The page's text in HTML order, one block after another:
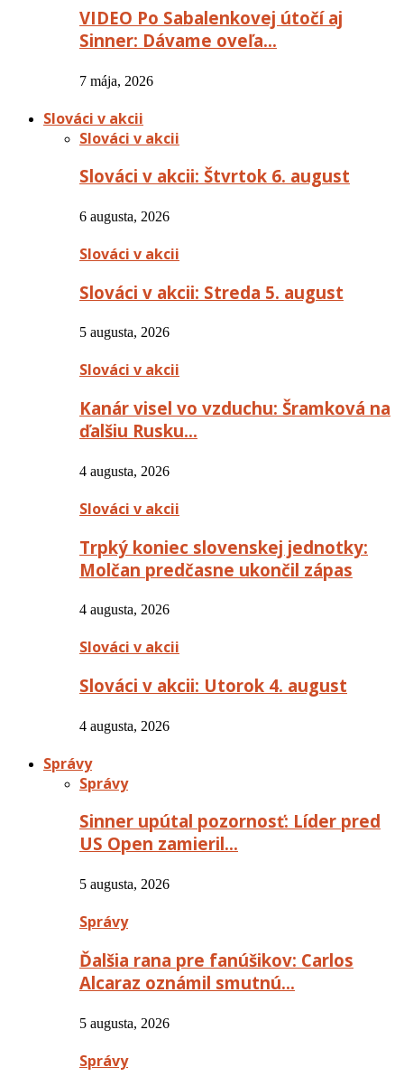
VIDEO Po Sabalenkovej útočí aj
Sinner: Dávame oveľa…
7 mája, 2026
Slováci v akcii
Slováci v akcii
Slováci v akcii: Štvrtok 6. august
6 augusta, 2026
Slováci v akcii
Slováci v akcii: Streda 5. august
5 augusta, 2026
Slováci v akcii
Kanár visel vo vzduchu: Šramková na
ďalšiu Rusku…
4 augusta, 2026
Slováci v akcii
Trpký koniec slovenskej jednotky:
Molčan predčasne ukončil zápas
4 augusta, 2026
Slováci v akcii
Slováci v akcii: Utorok 4. august
4 augusta, 2026
Správy
Správy
Sinner upútal pozornosť: Líder pred
US Open zamieril…
5 augusta, 2026
Správy
Ďalšia rana pre fanúšikov: Carlos
Alcaraz oznámil smutnú…
5 augusta, 2026
Správy